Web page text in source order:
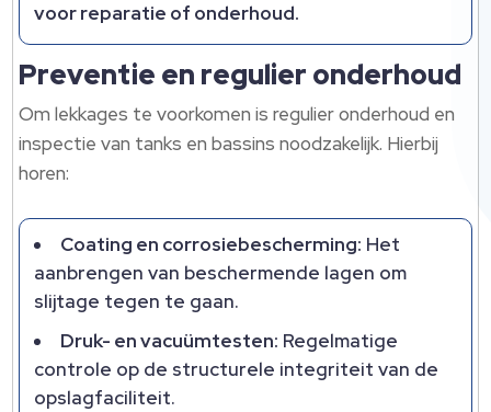
voor reparatie of onderhoud.
Preventie en regulier onderhoud
Om lekkages te voorkomen is regulier onderhoud en
inspectie van tanks en bassins noodzakelijk. Hierbij
horen:
Coating en corrosiebescherming: Het
aanbrengen van beschermende lagen om
slijtage tegen te gaan.
Druk- en vacuümtesten: Regelmatige
controle op de structurele integriteit van de
opslagfaciliteit.